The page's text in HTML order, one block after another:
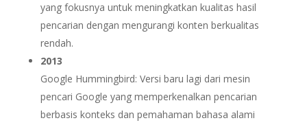
yang fokusnya untuk meningkatkan kualitas hasil
pencarian dengan mengurangi konten berkualitas
rendah.
2013
Google Hummingbird: Versi baru lagi dari mesin
pencari Google yang memperkenalkan pencarian
berbasis konteks dan pemahaman bahasa alami